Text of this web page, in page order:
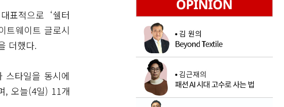
표적으로 ‘쉘터
트웨이트 글로시
더했다.
스타일을 동시에
, 오늘(4일) 11개